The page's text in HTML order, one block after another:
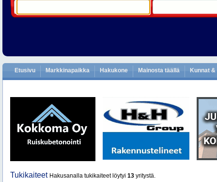
Etusivu Markkinapaikka Hakukone Mainosta täällä Kunnat
Tukikaiteet Hakusanalla tukikaiteet löytyi 13 yritystä.